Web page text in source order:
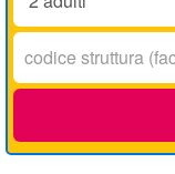
Codice
struttura: